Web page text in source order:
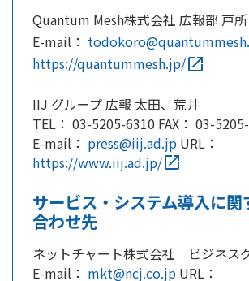
Quantum Mesh株式会社 広報部 戸所
E-mail：
https://quantummesh.jp/open_in_new
IIJ グループ 広報 太田、荒井
TEL： 03-5205-6310 FAX： 03-
E-mail： press@iij.ad.jp URL：
https://www.iij.ad.jp/open_in_new
サービス・システム導入に関
合わせ先
ネットチャート株式会社 ビジネス
E-mail： mkt@ncj.co.jp ​ URL：